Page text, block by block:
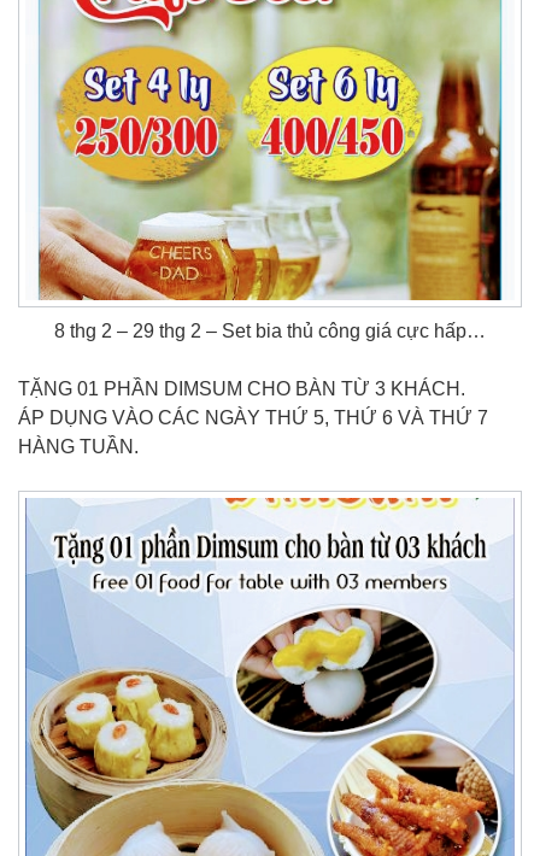
8 thg 2 – 29 thg 2 – Set bia thủ công giá cực hấp…
TẶNG 01 PHẦN DIMSUM CHO BÀN TỪ 3 KHÁCH.
ÁP DỤNG VÀO CÁC NGÀY THỨ 5, THỨ 6 VÀ THỨ 7
HÀNG TUẦN.